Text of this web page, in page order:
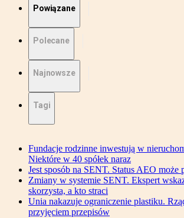
Powiązane
Polecane
Najnowsze
Tagi
Fundacje rodzinne inwestują w
Niektóre w 40 spółek naraz
Jest sposób na SENT. Status AEO może
Zmiany w systemie SENT. Ekspert
skorzysta, a kto straci
Unia nakazuje ograniczenie plastiku.
przyjęciem przepisów